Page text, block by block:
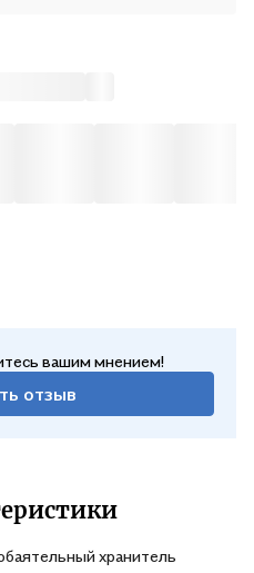
вашим мнением!
отзыв
хранитель